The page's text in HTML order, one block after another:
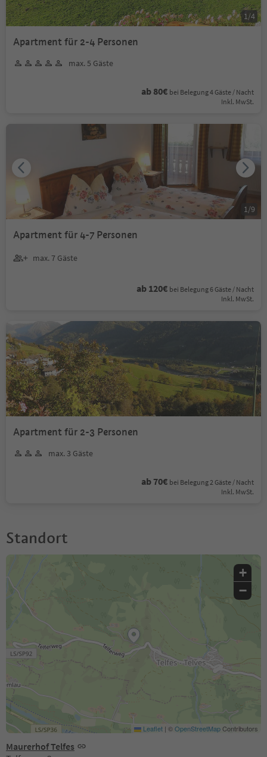
Apartment für 2-4 Personen
max. 5 Gäste
ab 80€ bei Belegung 4 Gäste / Nacht
Inkl. MwSt.
1 /4
Apartment für 4-7 Personen
max. 7 Gäste
ab 120€ bei Belegung 6 Gäste / Nacht
Inkl. MwSt.
1 /9
Apartment für 2-3 Personen
max. 3 Gäste
ab 70€ bei Belegung 2 Gäste / Nacht
Inkl. MwSt.
Standort
Maurerhof Telfes
+
−
Leaflet | ©OpenStreetMapContributors